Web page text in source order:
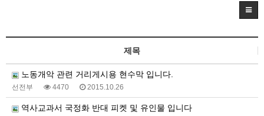
제목
노동개악 관련 거리게시용 현수막 입니다.
선전부 4470 2015.10.26
역사교과서 국정화 반대 피켓 및 유인물 입니다